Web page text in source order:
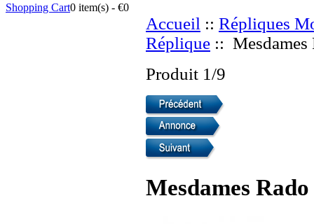
Shopping Cart0 item(s) - €0
Accueil :: Répliques
Réplique :: Mesdames
Produit 1/9
Mesdames